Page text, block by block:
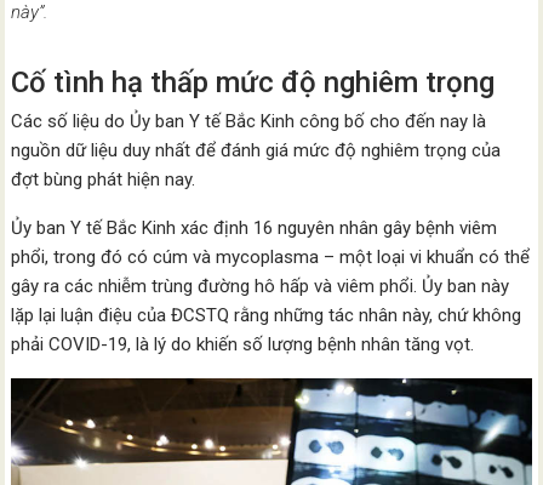
này”.
Cố tình hạ thấp mức độ nghiêm trọng
Các số liệu do Ủy ban Y tế Bắc Kinh công bố cho đến nay là
nguồn dữ liệu duy nhất để đánh giá mức độ nghiêm trọng của
đợt bùng phát hiện nay.
Ủy ban Y tế Bắc Kinh xác định 16 nguyên nhân gây bệnh viêm
phổi, trong đó có cúm và mycoplasma – một loại vi khuẩn có thể
gây ra các nhiễm trùng đường hô hấp và viêm phổi. Ủy ban này
lặp lại luận điệu của ĐCSTQ rằng những tác nhân này, chứ không
phải COVID-19, là lý do khiến số lượng bệnh nhân tăng vọt.